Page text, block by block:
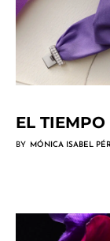
EL TIEMPO
BY MÓNICA ISABEL